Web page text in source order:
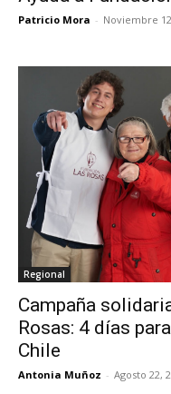
Patricio Mora - Noviembre
Regional
Campaña
Rosas: 4 días
Chile
Antonia Muñoz - Agosto 22,